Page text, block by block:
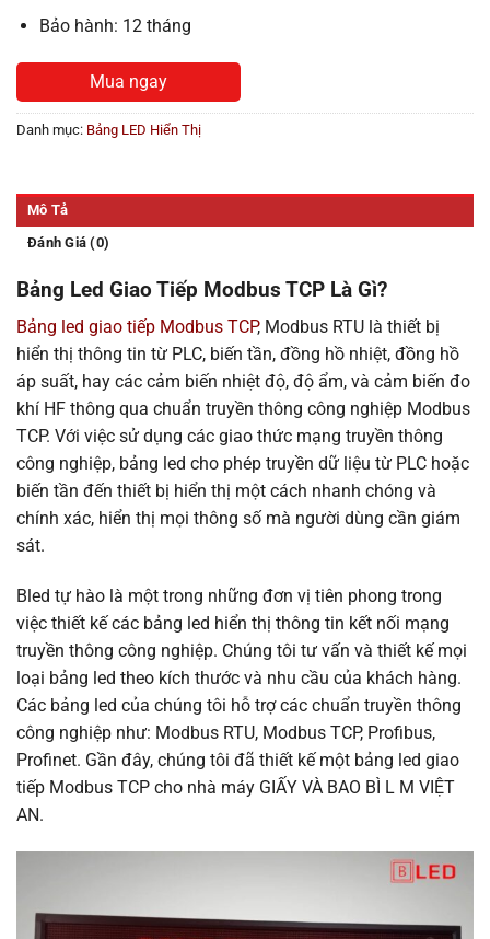
Bảo hành: 12 tháng
Mua ngay
Danh mục: Bảng LED Hiển Thị
Mô Tả
Đánh Giá (0)
Bảng Led Giao Tiếp Modbus TCP Là Gì?
Bảng led giao tiếp Modbus TCP, Modbus RTU là thiết bị
hiển thị thông tin từ PLC, biến tần, đồng hồ nhiệt, đồng hồ
áp suất, hay các cảm biến nhiệt độ, độ ẩm, và cảm biến đo
khí HF thông qua chuẩn truyền thông công nghiệp Modbus
TCP. Với việc sử dụng các giao thức mạng truyền thông
công nghiệp, bảng led cho phép truyền dữ liệu từ PLC hoặc
biến tần đến thiết bị hiển thị một cách nhanh chóng và
chính xác, hiển thị mọi thông số mà người dùng cần giám
sát.
Bled tự hào là một trong những đơn vị tiên phong trong
việc thiết kế các bảng led hiển thị thông tin kết nối mạng
truyền thông công nghiệp. Chúng tôi tư vấn và thiết kế mọi
loại bảng led theo kích thước và nhu cầu của khách hàng.
Các bảng led của chúng tôi hỗ trợ các chuẩn truyền thông
công nghiệp như: Modbus RTU, Modbus TCP, Profibus,
Profinet. Gần đây, chúng tôi đã thiết kế một bảng led giao
tiếp Modbus TCP cho nhà máy GIẤY VÀ BAO BÌ L M VIỆT
AN.